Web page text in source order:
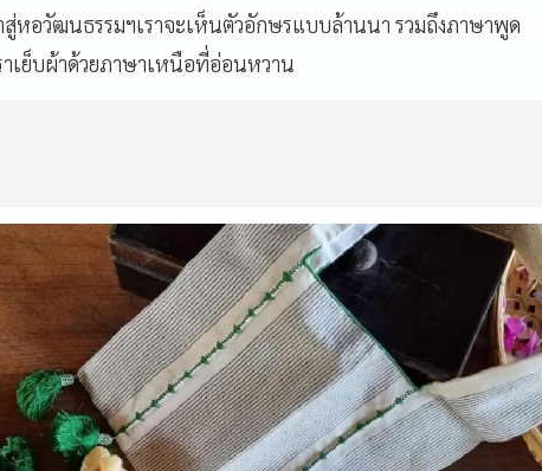
สู่หอวัฒนธรรมฯเราจะเห็นตัวอักษรแบบล้านนา รวมถึงภาษาพูด
เย็บผ้าด้วยภาษาเหนือที่อ่อนหวาน